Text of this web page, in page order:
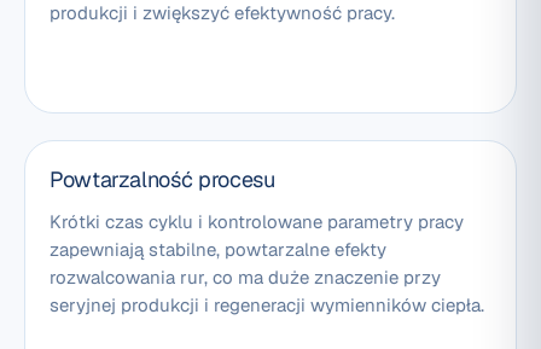
produkcji i zwiększyć efektywność pracy.
Powtarzalność procesu
Krótki czas cyklu i kontrolowane parametry pracy
zapewniają stabilne, powtarzalne efekty
rozwalcowania rur, co ma duże znaczenie przy
seryjnej produkcji i regeneracji wymienników ciepła.